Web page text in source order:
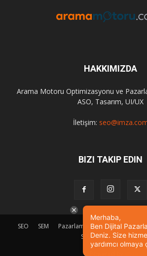
HAKKIMIZDA
Arama Motoru Optimizasyonu ve
ASO, Tasarım, UI/UX
İletişim:
BIZI TAKIP EDIN
SEO SEM Pazarlama Tasarım
SEO Eğitimi
İletişim
© Powered by
Merhaba,
Ben Dijital
Deniz. Size
yardımcı olmaya